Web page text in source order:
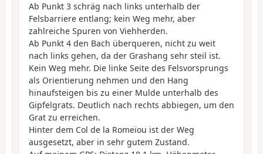
Ab Punkt 3 schräg nach links unterhalb der
Felsbarriere entlang; kein Weg mehr, aber
zahlreiche Spuren von Viehherden.
Ab Punkt 4 den Bach überqueren, nicht zu weit
nach links gehen, da der Grashang sehr steil ist.
Kein Weg mehr. Die linke Seite des Felsvorsprungs
als Orientierung nehmen und den Hang
hinaufsteigen bis zu einer Mulde unterhalb des
Gipfelgrats. Deutlich nach rechts abbiegen, um den
Grat zu erreichen.
Hinter dem Col de la Romeïou ist der Weg
ausgesetzt, aber in sehr gutem Zustand.